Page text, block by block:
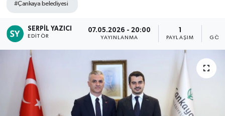
#Çankaya belediyesi
SERPIL YAZICI
EDITÖR
07.05.2026 - 20:00
YAYINLANMA
1
PAYLAŞIM